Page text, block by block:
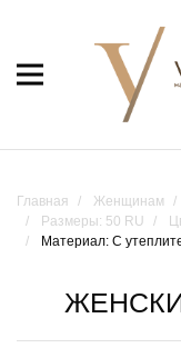
Главная Женщинам
Размеры: 50 RU
Материал: С